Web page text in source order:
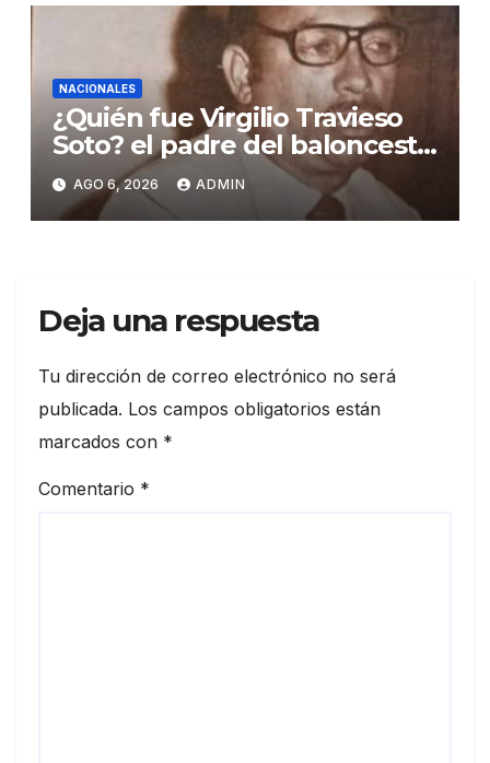
NACIONALES
¿Quién fue Virgilio Travieso
Soto? el padre del baloncesto
dominicano
AGO 6, 2026 ADMIN
Deja una respuesta
Tu dirección de correo electrónico no será
publicada. Los campos obligatorios están
marcados con *
Comentario *